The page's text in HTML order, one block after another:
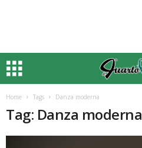
Home Tags Danza moderna
Tag: Danza moderna